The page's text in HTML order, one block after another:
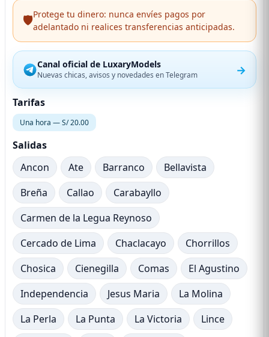
🛡️Protege tu dinero: nunca envíes pagos por
adelantado ni realices transferencias anticipadas.
Canal oficial de LuxaryModels
Nuevas chicas, avisos y novedades en Telegram →
Tarifas
Una hora — S/ 20.00
Salidas
Ancon
Ate Barranco
Bellavista
Breña
Callao
Carabayllo
Carmen de la Legua Reynoso
Cercado de Lima
Chaclacayo
Chorrillos
Chosica
Cienegilla Comas
El Agustino
Independencia
Jesus Maria
La Molina
La Perla
La Punta La Victoria
Lince